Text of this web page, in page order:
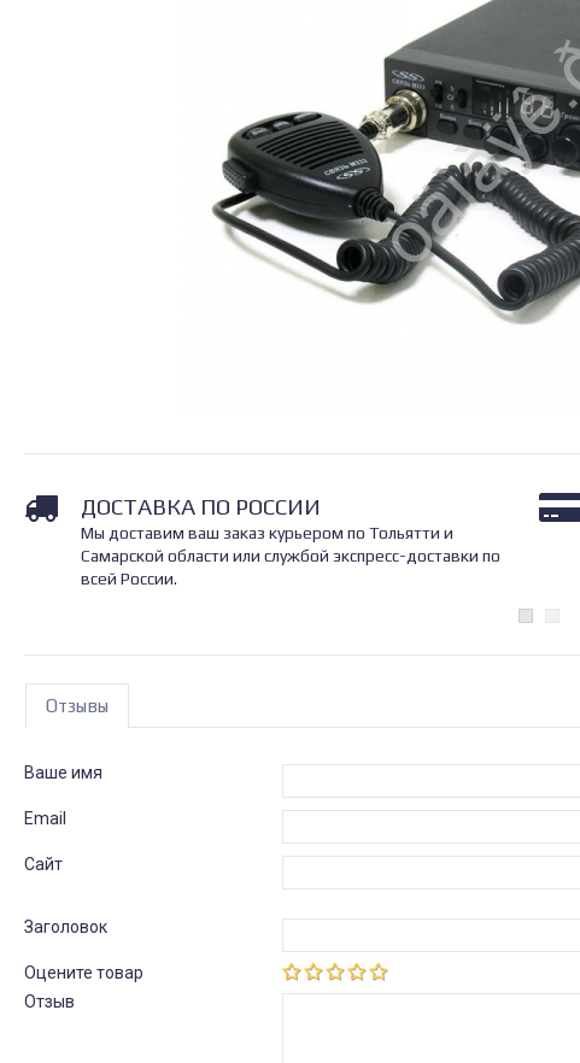
ДОСТАВКА ПО РОССИИ
Мы доставим ваш заказ курьером по Тольятти и
Самарской области или службой экспресс-доставки по
всей России.
Отзывы
Ваше имя
Email
Сайт
Заголовок
Оцените товар
Отзыв